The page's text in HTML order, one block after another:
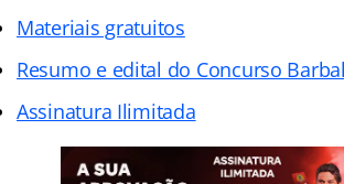
Materiais gratuitos
Resumo e edital do Concurso
Assinatura Ilimitada